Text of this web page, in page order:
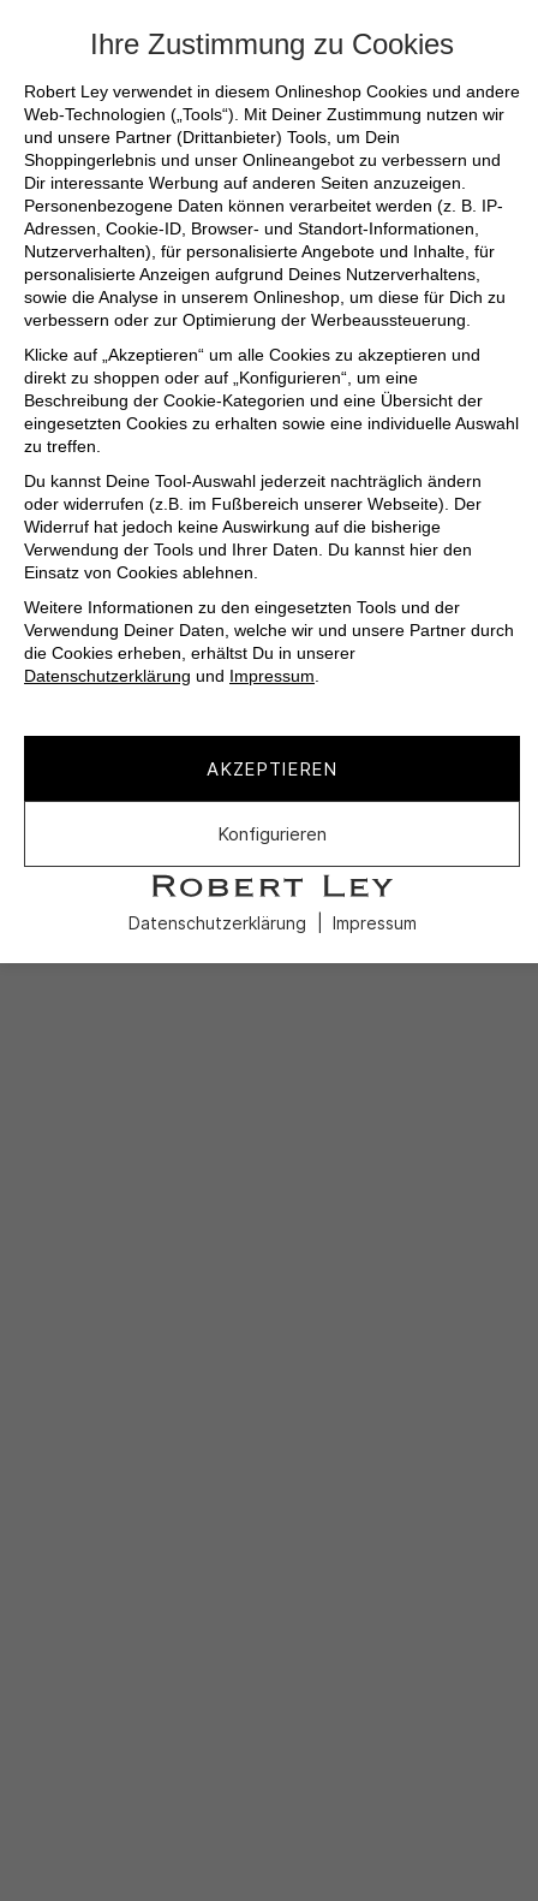
Ihre Zustimmung zu Cookies
Robert Ley verwendet in diesem Onlineshop Cookies und andere
Web-Technologien („Tools“). Mit Deiner Zustimmung nutzen wir
und unsere Partner (Drittanbieter) Tools, um Dein
Shoppingerlebnis und unser Onlineangebot zu verbessern und
Dir interessante Werbung auf anderen Seiten anzuzeigen.
Personenbezogene Daten können verarbeitet werden (z. B. IP-
Adressen, Cookie-ID, Browser- und Standort-Informationen,
Nutzerverhalten), für personalisierte Angebote und Inhalte, für
personalisierte Anzeigen aufgrund Deines Nutzerverhaltens,
sowie die Analyse in unserem Onlineshop, um diese für Dich zu
verbessern oder zur Optimierung der Werbeaussteuerung.
Klicke auf „Akzeptieren“ um alle Cookies zu akzeptieren und
direkt zu shoppen oder auf „Konfigurieren“, um eine
Beschreibung der Cookie-Kategorien und eine Übersicht der
eingesetzten Cookies zu erhalten sowie eine individuelle Auswahl
zu treffen.
Du kannst Deine Tool-Auswahl jederzeit nachträglich ändern
oder widerrufen (z.B. im Fußbereich unserer Webseite). Der
Widerruf hat jedoch keine Auswirkung auf die bisherige
Verwendung der Tools und Ihrer Daten. Du kannst hier den
Einsatz von Cookies ablehnen.
Weitere Informationen zu den eingesetzten Tools und der
Verwendung Deiner Daten, welche wir und unsere Partner durch
die Cookies erheben, erhältst Du in unserer
Datenschutzerklärung und Impressum.
AKZEPTIEREN
Konfigurieren
Datenschutzerklärung Impressum